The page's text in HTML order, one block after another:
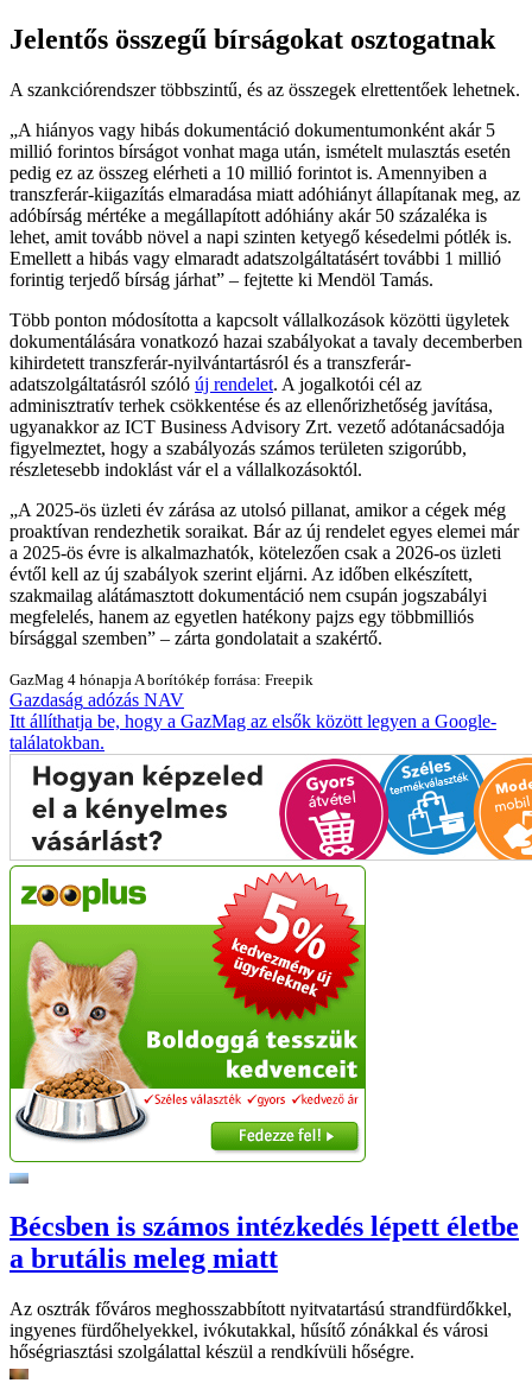
Jelentős összegű bírságokat osztogatnak
A szankciórendszer többszintű, és az összegek elrettentőek lehetnek.
A hiányos vagy hibás dokumentáció dokumentumonként akár 5
millió forintos bírságot vonhat maga után, ismételt mulasztás esetén
pedig ez az összeg elérheti a 10 millió forintot is. Amennyiben a
transzferár-kiigazítás elmaradása miatt adóhiányt állapítanak meg, az
adóbírság mértéke a megállapított adóhiány akár 50 százaléka is
lehet, amit tovább növel a napi szinten ketyegő késedelmi pótlék is.
Emellett a hibás vagy elmaradt adatszolgáltatásért további 1 millió
forintig terjedő bírság járhat
– fejtette ki Mendöl Tamás.
Több ponton módosította a kapcsolt vállalkozások közötti ügyletek
dokumentálására vonatkozó hazai szabályokat a tavaly decemberben
kihirdetett transzferár-nyilvántartásról és a transzferár-
adatszolgáltatásról szóló új rendelet. A jogalkotói cél az
adminisztratív terhek csökkentése és az ellenőrizhetőség javítása,
ugyanakkor az ICT Business Advisory Zrt. vezető adótanácsadója
figyelmeztet, hogy a szabályozás számos területen szigorúbb,
részletesebb indoklást vár el a vállalkozásoktól.
A 2025-ös üzleti év zárása az utolsó pillanat, amikor a cégek még
proaktívan rendezhetik soraikat. Bár az új rendelet egyes elemei már
a 2025-ös évre is alkalmazhatók, kötelezően csak a 2026-os üzleti
évtől kell az új szabályok szerint eljárni. Az időben elkészített,
szakmailag alátámasztott dokumentáció nem csupán jogszabályi
megfelelés, hanem az egyetlen hatékony pajzs egy többmilliós
bírsággal szemben
– zárta gondolatait a szakértő.
GazMag 4 hónapja A borítókép forrása: Freepik
Gazdaság adózás NAV
Itt állíthatja be, hogy a GazMag az elsők között legyen a Google-
találatokban.
Bécsben is számos intézkedés lépett életbe
a brutális meleg miatt
Az osztrák főváros meghosszabbított nyitvatartású strandfürdőkkel,
ingyenes fürdőhelyekkel, ivókutakkal, hűsítő zónákkal és városi
hőségriasztási szolgálattal készül a rendkívüli hőségre.